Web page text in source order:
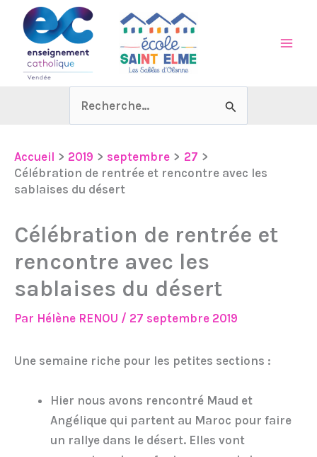
contenu
Rechercher :
Accueil 2019 septembre
27
Célébration de rentrée et rencontre avec les
sablaises du désert
Célébration de rentrée et
rencontre avec les
sablaises du désert
Par Hélène RENOU / 27 septembre 2019
Une semaine riche pour les petites sections :
Hier nous avons rencontré Maud et
Angélique qui partent au Maroc pour faire
un rallye dans le désert. Elles vont